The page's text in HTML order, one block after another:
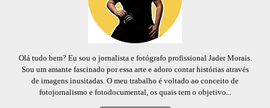
Olá tudo bem? Eu sou o jornalista e fotógrafo profissional Jader Morais.
Sou um amante fascinado por essa arte e adoro contar histórias através
de imagens inusitadas. O meu trabalho é voltado ao conceito de
fotojornalismo e fotodocumental, os quais tem o objetivo...